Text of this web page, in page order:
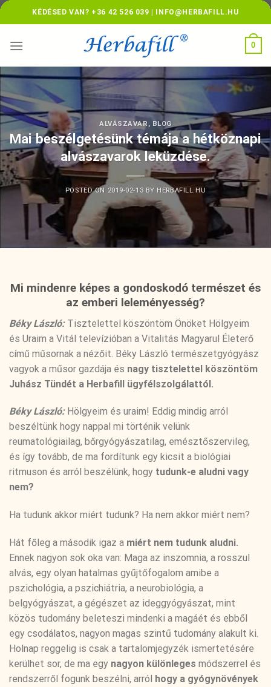
Skip
to
KÉDÉSED VAN? +36 42 526 039 | INFO@HERBAFILL.HU
0
ALVÁSZAVAR , BLOG
Mai beszélgetésünk témája a hétköznapi
alvászavarok leküzdése.
POSTED ON 2019-02-13 BY HERBAFILL.HU
Mi mindenre képes a gondoskodó természet és
az emberi leleményesség?
Béky László: Tisztelettel köszöntöm Önöket Hölgyeim
és Uraim a Vitál televízióban a Vitalitás Magyarul Életerő
című műsornak a nézőit. Béky László természetgyógyász
vagyok a műsor gazdája és nagy tisztelettel köszöntöm
Juhász Tündét a Herbafill ügyfélszolgálattól.
Béky László: Hölgyeim és uraim! Eddig mindig arról
beszéltünk hogy nappal mi történik velünk
reumatológiailag, bőrgyógyászatilag, emésztőszervileg,
és így tovább, de ma fordítunk egy kicsit a biológiai
ritmuson és arról beszélünk, hogy tudunk-e aludni vagy
nem?
Ha tudunk akkor miért tudunk? Ha nem akkor miért nem?
Hát főleg a második igaz a miért nem tudunk aludni.
Ennek nagyon sok oka van: Maga az inszomnia, a rosszul
alvás, egy olyan hatalmas gyűjtőfogalom amibe a
pszichológia, a pszichiátria, a neurobiológia, a
belgyógyászat, a gégészet az ideggyógyászat, mint
közös tudomány beleteszi mindenki a magáét és ebből
egy csodálatos, nagyon magas szintű tudomány alakult ki.
Holnap reggelig is csak a tartalomjegyzék ismertetésére
kerülhet sor, de ma egy nagyon különleges módszerrel és
rendszerről fogunk beszélni, arról hogy a gyógynövények